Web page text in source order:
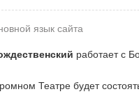
язык сайта
работает с
Театре будет